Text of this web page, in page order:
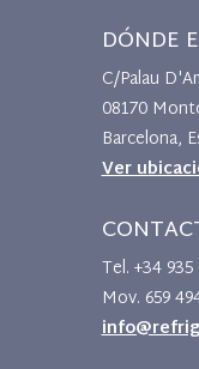
DÓNDE
C/Palau
08170
Barcelona,
Ver
Tel. +34 935
Mov. 659